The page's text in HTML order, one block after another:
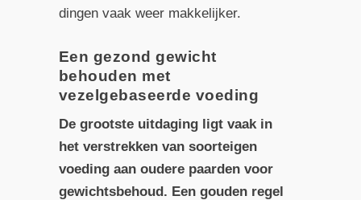
dingen vaak weer makkelijker.
Een gezond gewicht
behouden met
vezelgebaseerde voeding
De grootste uitdaging ligt vaak in
het verstrekken van soorteigen
voeding aan oudere paarden voor
gewichtsbehoud. Een gouden regel